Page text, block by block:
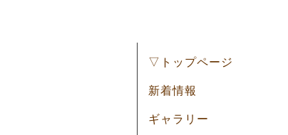
▽トップページ
新着情報
ギャラリー